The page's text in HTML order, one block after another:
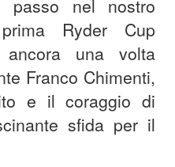
passo nel nostro
Ryder Cup
ancora una volta
Franco Chimenti,
e il coraggio di
sfida per il